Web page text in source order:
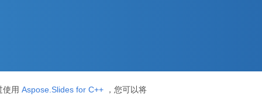
使用 Aspose.Slides for C++ ，您可以将